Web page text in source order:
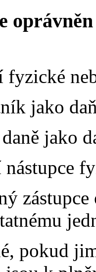
fyzické
jako
jako
pokud